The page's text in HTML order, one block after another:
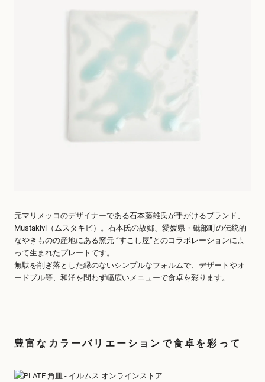
元マリメッコのデザイナーである石本藤雄氏が手がけるブランド、
Mustakivi（ムスタキビ）。石本氏の故郷、愛媛県・砥部町の伝統的
なやきものの産地にある窯元 ”すこし屋”とのコラボレーションによ
って生まれたプレートです。
無駄を削ぎ落とした縁のないシンプルなフォルムで、デザートやオ
ードブル等、和洋を問わず幅広いメニューで食卓を彩ります。
豊富なカラーバリエーションで食卓を彩って